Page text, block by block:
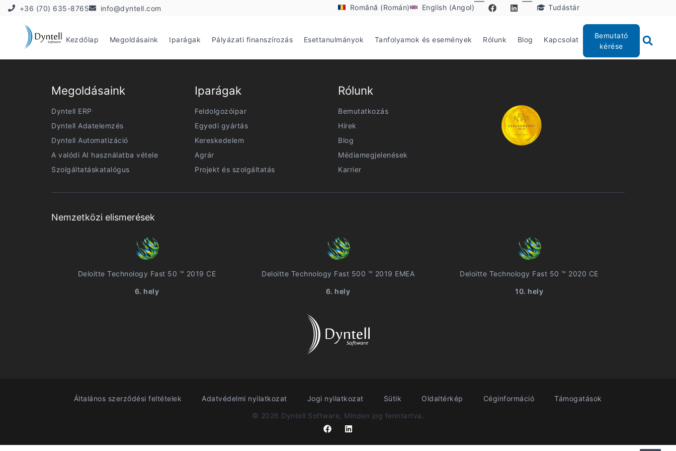
+36 (70) 635-8765 info@dyntell.com Română (Román) English (Angol) Tudástár
Kezdőlap Megoldásaink Iparágak Pályázati finanszírozás Esettanulmányok Tanfolyamok és események Rólunk Blog Kapcsolat
Bemutató
kérése
Megoldásaink
Dyntell ERP
Dyntell Adatelemzés
Dyntell Automatizáció
A valódi AI használatba vétele
Szolgáltatáskatalógus
Iparágak
Feldolgozóipar
Egyedi gyártás
Kereskedelem
Agrár
Projekt és szolgáltatás
Rólunk
Bemutatkozás
Hírek
Blog
Médiamegjelenések
Karrier
Nemzetközi elismerések
Deloitte Technology Fast 50 ™ 2019 CE
6. hely
Deloitte Technology Fast 500 ™ 2019 EMEA
6. hely
Deloitte Technology Fast 50 ™ 2020 CE
10. hely
Általános szerződési feltételek Adatvédelmi nyilatkozat Jogi nyilatkozat Sütik Oldaltérkép Céginformáció
Támogatások
© 2026 Dyntell Software, Minden jog fenntartva.